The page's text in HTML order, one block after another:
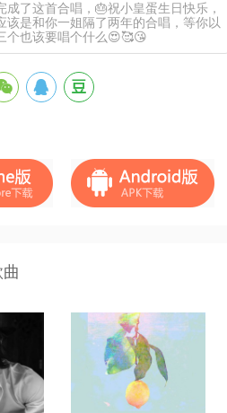
成了这首合唱，🎂祝小皇蛋生日快乐，
该是和你一姐隔了两年的合唱，等你以
个也该要唱个什么😍🥰😘